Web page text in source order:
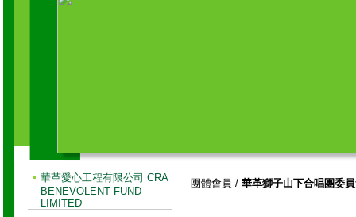
華革愛心工程有限公司 CRA
BENEVOLENT FUND
LIMITED
團體會員 / 華革獅子山下合唱團委